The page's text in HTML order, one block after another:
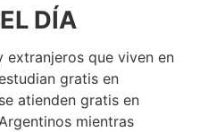
DÍA
extranjeros que viven en
gratis en
atienden gratis en
mientras